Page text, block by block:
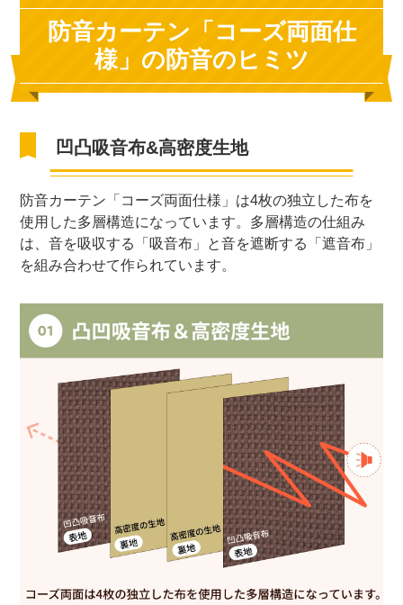
防音カーテン「コーズ両面仕
様」の防音のヒミツ
凹凸吸音布&高密度生地
防音カーテン「コーズ両面仕様」は4枚の独立した布を
使用した多層構造になっています。多層構造の仕組み
は、音を吸収する「吸音布」と音を遮断する「遮音布」
を組み合わせて作られています。